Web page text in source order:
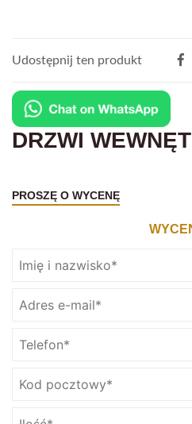
Udostępnij ten produkt
DRZWI
PROSZĘ O WYCENĘ